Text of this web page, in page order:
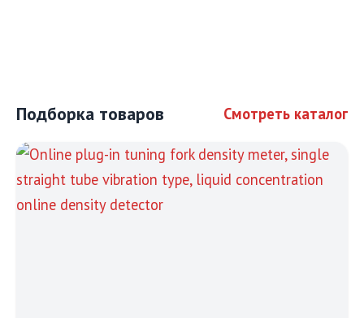
Подборка товаров Смотреть каталог